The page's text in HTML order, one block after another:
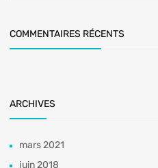
COMMENTAIRES RÉCENTS
ARCHIVES
mars 2021
juin 2018